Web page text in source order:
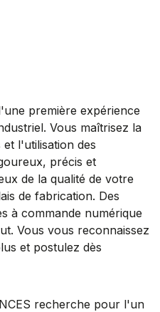
première expérience
Vous maîtrisez la
l'utilisation des
précis et
de la qualité de votre
de fabrication. Des
à commande numérique
Vous vous reconnaissez
et postulez dès
recherche pour l'un